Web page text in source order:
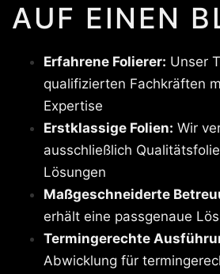
AUF EINEN
Erfahrene Folierer: Unser
qualifizierten Fachkräften
Expertise
Erstklassige Folien: Wir
ausschließlich
Lösungen
Maßgeschneiderte
erhält eine passgenaue
Termingerechte
Abwicklung für